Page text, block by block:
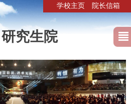
学校主页 院长信箱
研究生院